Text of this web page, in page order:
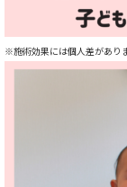
※施術効果には個人差がありま